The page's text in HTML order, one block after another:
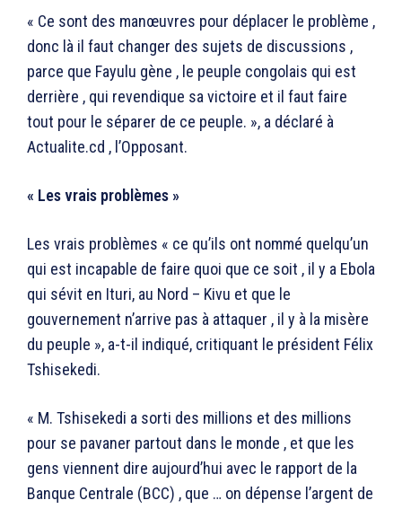
« Ce sont des manœuvres pour déplacer le problème ,
donc là il faut changer des sujets de discussions ,
parce que Fayulu gène , le peuple congolais qui est
derrière , qui revendique sa victoire et il faut faire
tout pour le séparer de ce peuple. », a déclaré à
Actualite.cd , l’Opposant.
« Les vrais problèmes »
Les vrais problèmes « ce qu’ils ont nommé quelqu’un
qui est incapable de faire quoi que ce soit , il y a Ebola
qui sévit en Ituri, au Nord – Kivu et que le
gouvernement n’arrive pas à attaquer , il y à la misère
du peuple », a-t-il indiqué, critiquant le président Félix
Tshisekedi.
« M. Tshisekedi a sorti des millions et des millions
pour se pavaner partout dans le monde , et que les
gens viennent dire aujourd’hui avec le rapport de la
Banque Centrale (BCC) , que … on dépense l’argent de